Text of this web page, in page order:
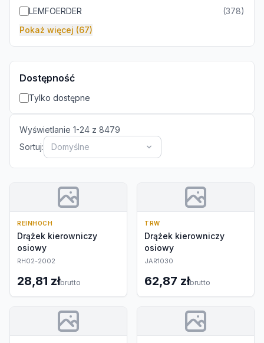
LEMFOERDER
(378)
Pokaż więcej (67)
Dostępność
Tylko dostępne
Wyświetlanie 1-24 z 8479
Sortuj:
Domyślne
REINHOCH
Drążek kierowniczy
osiowy
RH02-2002
28,81 złbrutto
TRW
Drążek kierowniczy
osiowy
JAR1030
62,87 złbrutto